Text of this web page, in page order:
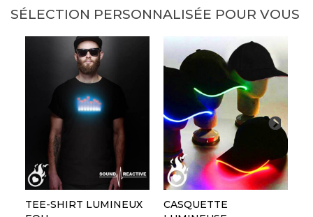
SÉLECTION PERSONNALISÉE POUR VOUS
TEE-SHIRT LUMINEUX
CASQUETTE